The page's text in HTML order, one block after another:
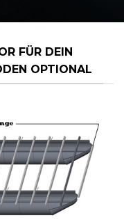
FÜR DEIN
OPTIONAL